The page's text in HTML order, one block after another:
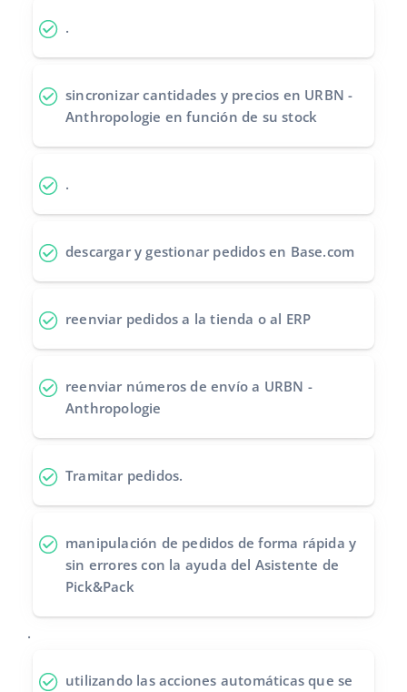
中文
.
sincronizar cantidades y precios en URBN -
Anthropologie en función de su stock
.
descargar y gestionar pedidosen Base.com
reenviar pedidos a la tienda o al ERP
reenviar números de envío a URBN -
Anthropologie
Tramitar pedidos.
manipulación de pedidos de forma rápida y
sin errores con la ayuda del Asistente de
Pick&Pack
.
utilizando las acciones automáticas que se